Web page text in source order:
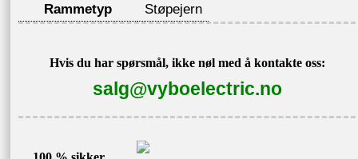
Rammetyp
Støpejern
Hvis du har spørsmål, ikke nøl med å kontakte oss:
salg@vyboelectric.no